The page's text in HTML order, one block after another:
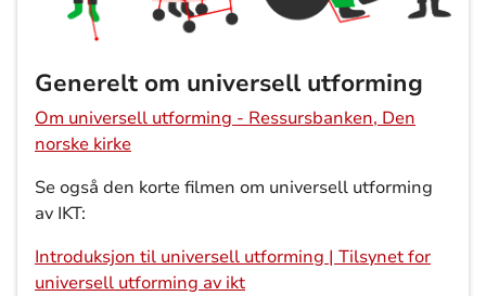
Generelt om universell utforming
Om universell utforming - Ressursbanken, Den
norske kirke
Se også den korte filmen om universell utforming
av IKT:
Introduksjon til universell utforming | Tilsynet for
universell utforming av ikt